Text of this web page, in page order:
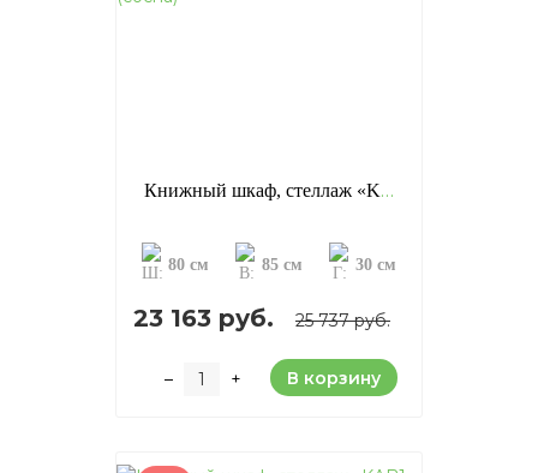
Книжный шкаф, стеллаж «KAB12», отделка: старение (сосна)
80 см 85 см 30 см
23 163 руб. 25 737 руб.
– + В корзину